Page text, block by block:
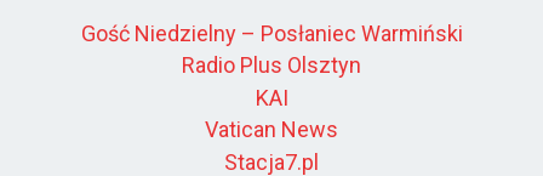
Gość Niedzielny – Posłaniec Warmiński
Radio Plus Olsztyn
KAI
Vatican News
Stacja7.pl